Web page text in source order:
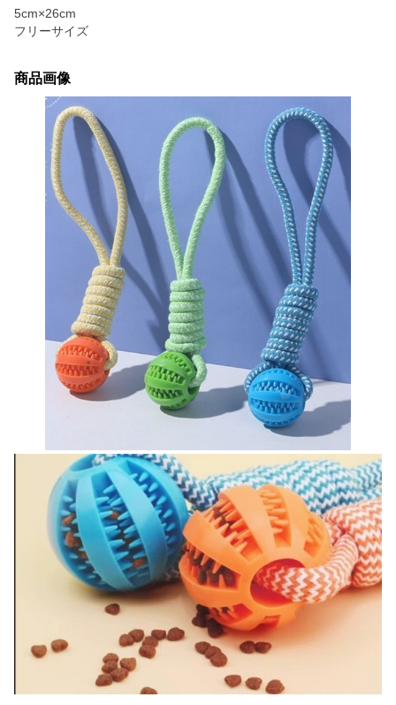
5cm×26cm
フリーサイズ
商品画像